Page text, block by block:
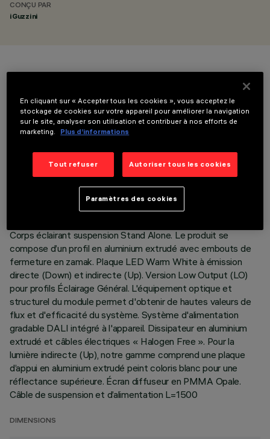
CONÇU PAR
iGuzzini
COULEUR
DONNÉES TECHNIQUES
Corps éclairant suspension Stand Alone. Le produit se
compose d’un profil en aluminium extrudé avec embouts de
fermeture en zamak. Plaque LED Warm White à émission
directe (Down) et indirecte (Up). Version Low Output (LO)
pour profils Éclairage Général. L'équipement optique et
structurel du module permet d'obtenir de hautes valeurs de
flux et d'efficacité du système. Système d'alimentation
gradable DALI intégré à l'appareil. Dissipateur en aluminium
extrudé et câbles électriques « Halogen Free ». Pour la
lumière indirecte (Up), notre gamme comprend une plaque
d’appui en aluminium extrudé peint coloris blanc pour une
réflectance supérieure. Écran diffuseur en PMMA Opale.
Câble de suspension et d’alimentation L=1500
DIMENSIONS
En cliquant sur « Accepter tous les cookies », vous acceptez le
stockage de cookies sur votre appareil pour améliorer la navigation
sur le site, analyser son utilisation et contribuer à nos efforts de
marketing.
Plus d’informations
Tout refuser Autoriser tous les cookies
Paramètres des cookies